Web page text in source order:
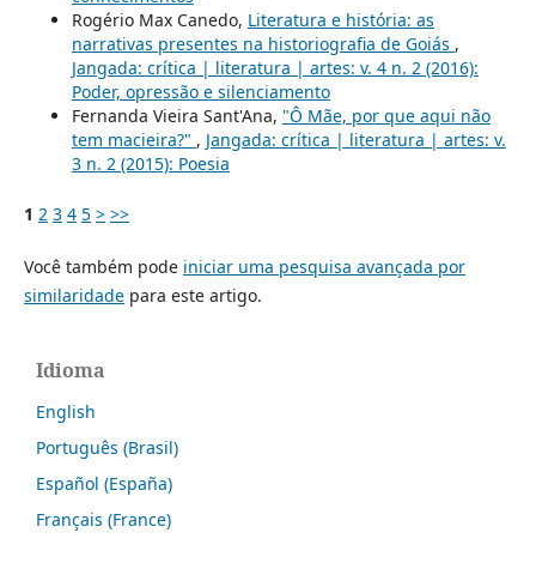
Rogério Max Canedo, Literatura e história: as
narrativas presentes na historiografia de Goiás ,
Jangada: crítica | literatura | artes: v. 4 n. 2 (2016):
Poder, opressão e silenciamento
Fernanda Vieira Sant'Ana, "Ô Mãe, por que aqui não
tem macieira?" , Jangada: crítica | literatura | artes: v.
3 n. 2 (2015): Poesia
1 2 3 4 5 > >>
Você também pode iniciar uma pesquisa avançada por
similaridadepara este artigo.
Idioma
English
Português (Brasil)
Español (España)
Français (France)